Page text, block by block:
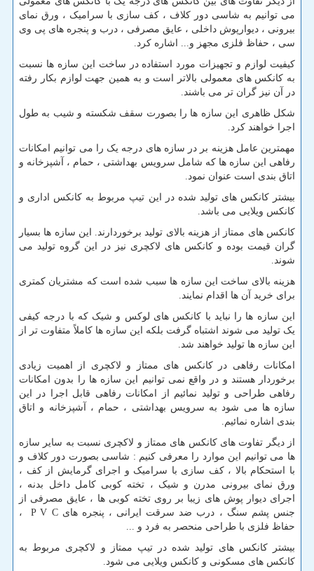
می توانیم به شاسی دور کلاف ، کف سازی با سرامیک ، ورق نمای
بیرونی ، دیوارپوش داخلی ، عایق مصرفی ، درب و پنجره های پی وی
سی ، حفاظ فلزی مجهز و... اشاره کرد.
کیفیت لوازم و تجهیزات مورد استفاده در ساخت این سازه ها نسبت
به کانکس های معمولی بالاتر است و به همین جهت لوازم بکار رفته
در آن نیز گران تر می باشند.
شکل ظاهری این سازه ها را بصورت سقف شکسته و شیب به طول
اجرا خواهند کرد.
مهمترین عامل هزینه بر در سازه های درجه یک را می توانیم امکانات
رفاهی این سازه ها که شامل سرویس بهداشتی ، حمام ، آشپزخانه و
اتاق بندی است عنوان نمود.
بیشتر کانکس های تولید شده در این تیپ مربوط به کانکس اداری و
کانکس ویلایی می باشد.
کانکس های ممتاز از هزینه بالای تولید برخوردارند. این سازه ها بسیار
گران قیمت بوده و کانکس های لاکچری نیز در این گروه تولید می
شوند.
هزینه بالای ساخت این سازه ها سبب شده است که مشتریان کمتری
برای خرید آن ها اقدام نمایند.
این سازه ها را نباید با کانکس های لوکس و شیک که با درجه کیفی
یک تولید می شوند اشتباه گرفت بلکه این سازه ها کاملاً متفاوت تر از
این سازه ها تولید خواهند شد.
امکانات رفاهی در کانکس های ممتاز و لاکچری از اهمیت زیادی
برخوردار هستند و در واقع نمی توانیم این سازه ها را بدون امکانات
رفاهی طراحی و تولید نمائیم از امکانات رفاهی قابل اجرا در این
سازه ها می شود به سرویس بهداشتی ، حمام ، آشپزخانه و اتاق
بندی اشاره نمائیم.
از دیگر تفاوت های کانکس های ممتاز و لاکچری نسبت به سایر سازه
ها می توانیم این موارد را معرفی کنیم : شاسی بصورت دور کلاف و
با استحکام بالا ، کف سازی با سرامیک و اجرای گرمایش از کف ،
ورق نمای بیرونی مدرن و شیک ، تخته کوبی کامل داخل بدنه ،
اجرای دیوار پوش های زیبا بر روی تخته کوبی ها ، عایق مصرفی از
جنس پشم سنگ ، درب ضد سرقت ایرانی ، پنجره های P V C ،
حفاظ فلزی با طراحی منحصر به فرد و ...
بیشتر کانکس های تولید شده در تیپ ممتاز و لاکچری مربوط به
کانکس های مسکونی و کانکس ویلایی می شود.